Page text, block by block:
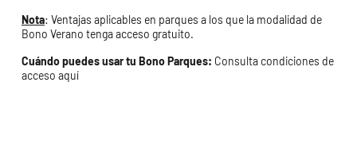
Nota: Ventajas aplicables en parques a los que la modalidad de
Bono Verano tenga acceso gratuito.
Cuándo puedes usar tu Bono Parques: Consulta condiciones de
acceso aquí